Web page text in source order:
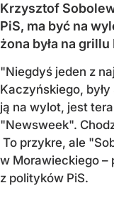
Krzysztof
PiS, ma być na
żona była na
"Niegdyś jeden z
Kaczyńskiego,
ją na wylot, jest
"Newsweek".
To przykre, ale
w Morawieckiego –
z polityków PiS.